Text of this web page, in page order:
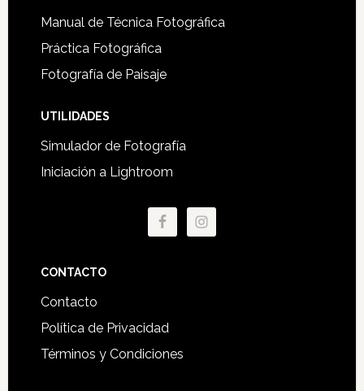
Manual de Técnica Fotográfica
Práctica Fotográfica
Fotografía de Paisaje
UTILIDADES
Simulador de Fotografía
Iniciación a Lightroom
CONTACTO
Contacto
Política de Privacidad
Términos y Condiciones